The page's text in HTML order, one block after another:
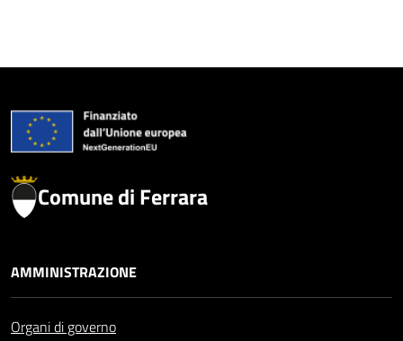
Comune di Ferrara
AMMINISTRAZIONE
Organi di governo